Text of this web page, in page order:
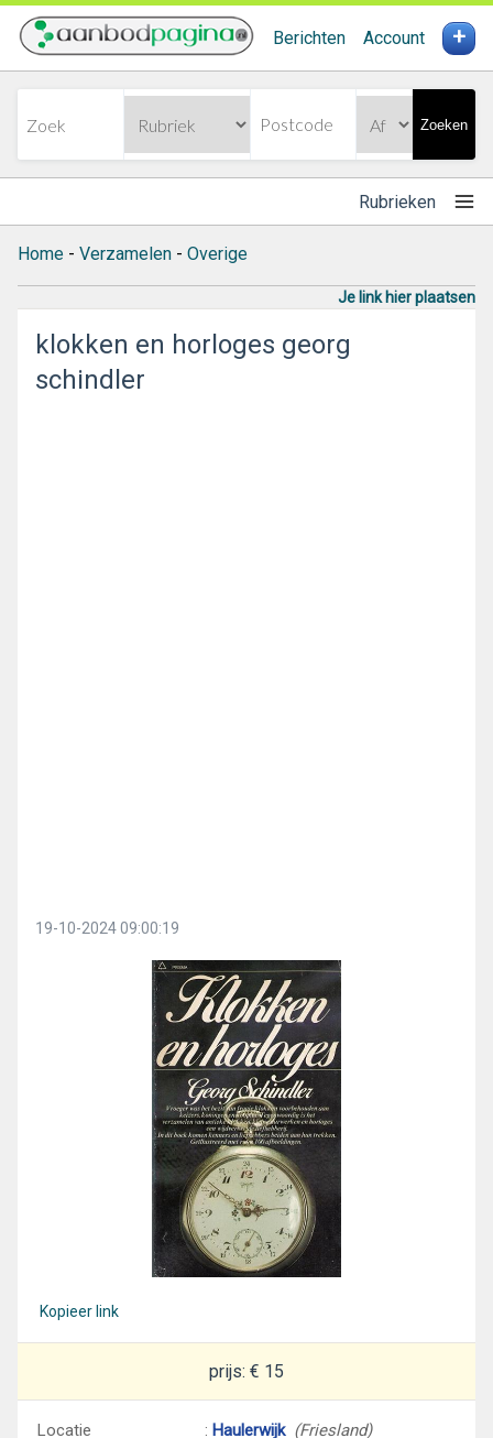
Berichten Account +
Zoeken
Rubrieken
Home - Verzamelen - Overige
Je link hier plaatsen
klokken en horloges georg
schindler
19-10-2024 09:00:19
Kopieer link
prijs: € 15
Locatie : Haulerwijk (Friesland)